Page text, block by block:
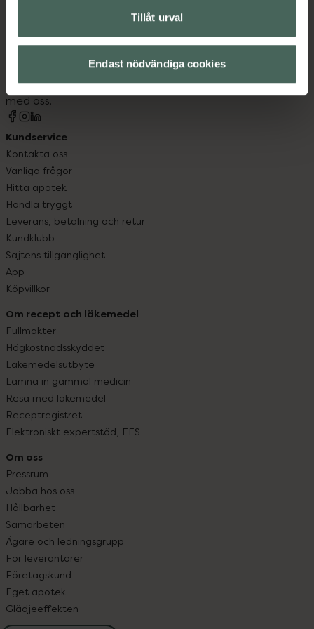
Tillåt urval
Endast nödvändiga cookies
syd till Lappland i norr, och online i mobilen och på
datorn. Oavsett vem du är så är det vårt uppdrag att
hjälpa just dig att må lite bättre. Välkommen att prata
med oss.
Kundservice
Kontakta oss
Vanliga frågor
Hitta apotek
Handla tryggt
Leverans, betalning och retur
Kundklubb
Sajtens tillgänglighet
App
Köpvillkor
Om recept och läkemedel
Fullmakter
Högkostnadsskyddet
Läkemedelsutbyte
Lämna in gammal medicin
Resa med läkemedel
Receptregistret
Elektroniskt expertstöd, EES
Om oss
Pressrum
Jobba hos oss
Hållbarhet
Samarbeten
Ägare och ledningsgrupp
För leverantörer
Företagskund
Eget apotek
Glädjeeffekten